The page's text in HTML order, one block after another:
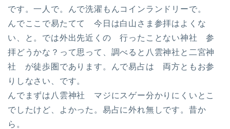
です。一人で。んで洗濯もんコインランドリーで。
んでここで易たてて 今日は白山さま参拝はよくな
い、と。では外出先近くの 行ったことない神社 参
拝どうかな？って思って、調べると八雲神社と二宮神
社 が徒歩圏であります。んで易占は 両方ともお参
りしなさい、です。
んでまずは八雲神社 マジにスゲー分かりにくいとこ
でしたけど、よかった。易占に外れ無しです。昔か
ら。